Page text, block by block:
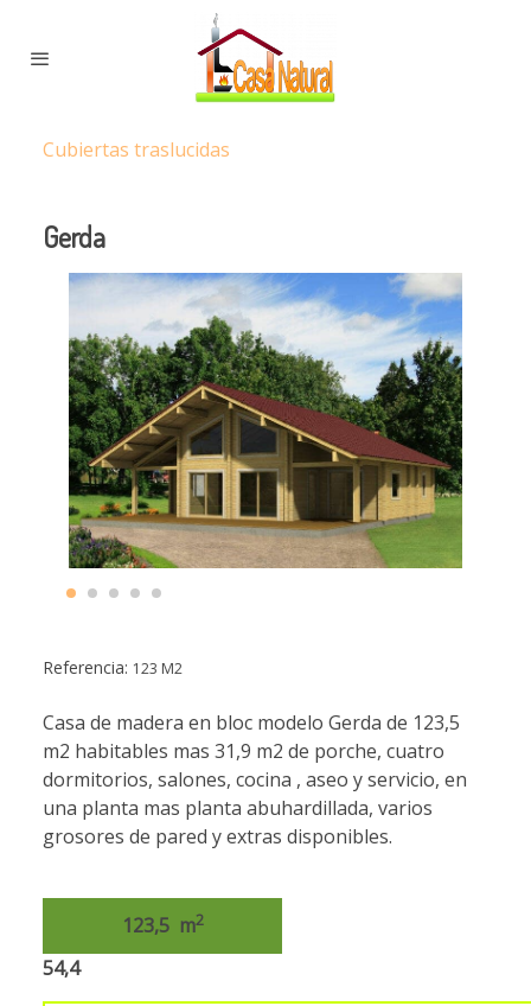
Cubiertas traslucidas
Gerda
Referencia: 123 M2
Casa de madera en bloc modelo Gerda de 123,5
m2 habitables mas 31,9 m2 de porche, cuatro
dormitorios, salones, cocina , aseo y servicio, en
una planta mas planta abuhardillada, varios
grosores de pared y extras disponibles.
123,5 m2
54,4